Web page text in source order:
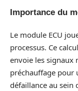
Importance du
Le module ECU
processus. Ce
envoie les signaux
préchauffage pour
défaillance au sein